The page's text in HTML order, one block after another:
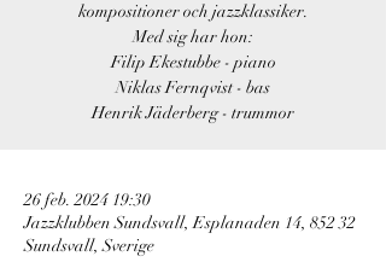
kompositioner och jazzklassiker.
Med sig har hon:
Filip Ekestubbe - piano
Niklas Fernqvist - bas
Henrik Jäderberg - trummor
26 feb. 2024 19:30
Jazzklubben Sundsvall, Esplanaden 14, 852 32
Sundsvall, Sverige